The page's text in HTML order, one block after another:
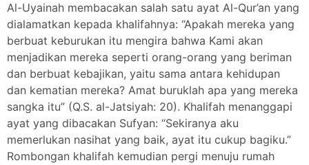
Al-Uyainah membacakan salah satu ayat Al-Qur’an yang
dialamatkan kepada khalifahnya: “Apakah mereka yang
berbuat keburukan itu mengira bahwa Kami akan
menjadikan mereka seperti orang-orang yang beriman
dan berbuat kebajikan, yaitu sama antara kehidupan
dan kematian mereka? Amat buruklah apa yang mereka
sangka itu” (Q.S. al-Jatsiyah: 20). Khalifah menanggapi
ayat yang dibacakan Sufyan: “Sekiranya aku
memerlukan nasihat yang baik, ayat itu cukup bagiku.”
Rombongan khalifah kemudian pergi menuju rumah